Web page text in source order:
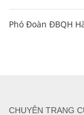
Phó Đoàn ĐBQH
CHUYÊN TRANG